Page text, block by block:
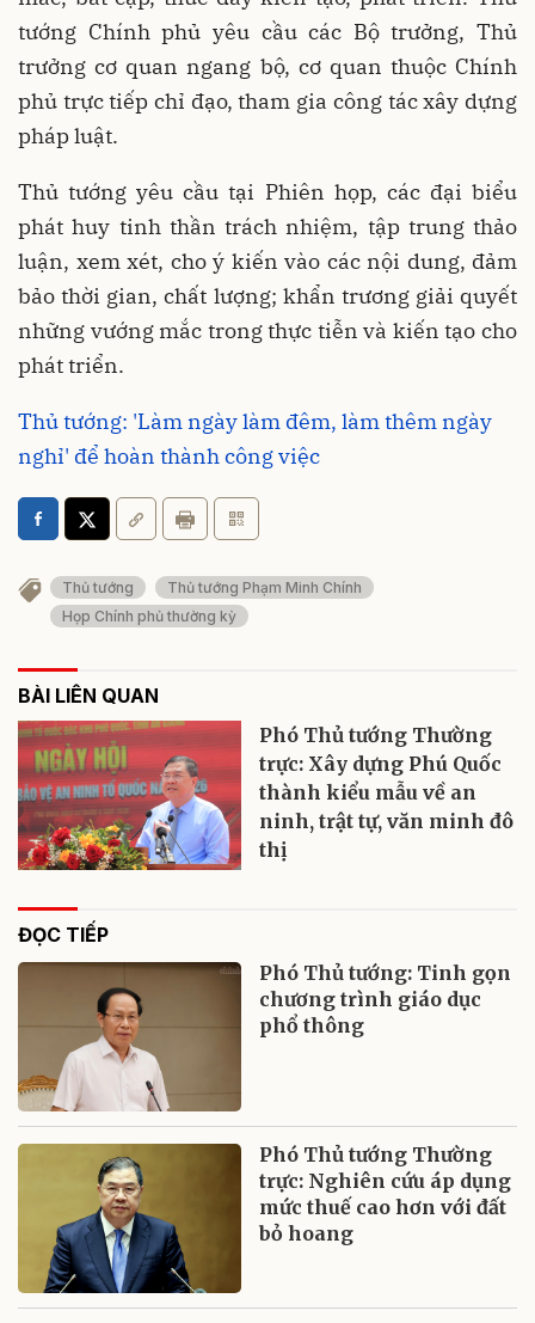
tướng Chính phủ yêu cầu các Bộ trưởng, Thủ
trưởng cơ quan ngang bộ, cơ quan thuộc Chính
phủ trực tiếp chỉ đạo, tham gia công tác xây dựng
pháp luật.
Thủ tướng yêu cầu tại Phiên họp, các đại biểu
phát huy tinh thần trách nhiệm, tập trung thảo
luận, xem xét, cho ý kiến vào các nội dung, đảm
bảo thời gian, chất lượng; khẩn trương giải quyết
những vướng mắc trong thực tiễn và kiến tạo cho
phát triển.
Thủ tướng: 'Làm ngày làm đêm, làm thêm ngày
nghỉ' để hoàn thành công việc
Thủ tướng
Thủ tướng Phạm Minh Chính
Họp Chính phủ thường kỳ
BÀI LIÊN QUAN
Phó Thủ tướng Thường
trực: Xây dựng Phú Quốc
thành kiểu mẫu về an
ninh, trật tự, văn minh đô
thị
ĐỌC TIẾP
Phó Thủ tướng: Tinh gọn
chương trình giáo dục
phổ thông
Phó Thủ tướng Thường
trực: Nghiên cứu áp dụng
mức thuế cao hơn với đất
bỏ hoang